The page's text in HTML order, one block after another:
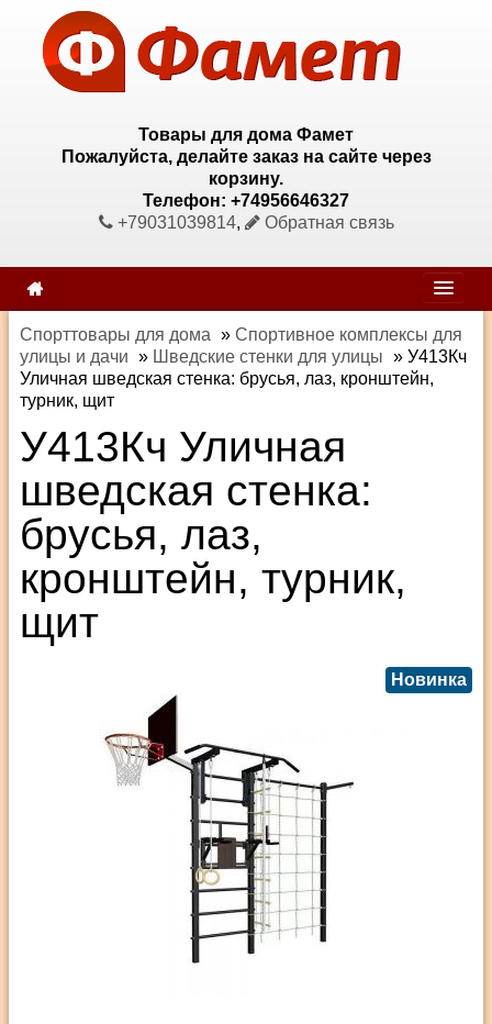
Товары для дома Фамет
Пожалуйста, делайте заказ на сайте через
корзину.
Телефон: +74956646327
+79031039814, Обратная связь
Спорттовары для дома » Спортивное комплексы для
улицы и дачи » Шведские стенки для улицы » У413Кч
Уличная шведская стенка: брусья, лаз, кронштейн,
турник, щит
У413Кч Уличная
шведская стенка:
брусья, лаз,
кронштейн, турник,
щит
Новинка